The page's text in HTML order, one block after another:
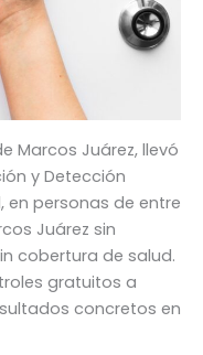
Marcos Juárez, llevó
y Detección
en personas de entre
Juárez sin
cobertura de salud.
gratuitos a
concretos en